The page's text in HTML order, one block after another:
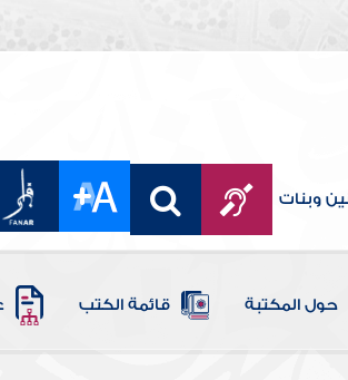
وبنات
حول المكتبة قائمة الكتب